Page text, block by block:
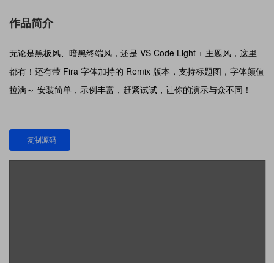
作品简介
无论是黑板风、暗黑终端风，还是 VS Code Light + 主题风，这里
都有！还有带 Fira 字体加持的 Remix 版本，支持标题图，字体颜值
拉满～ 安装简单，示例丰富，赶紧试试，让你的演示与众不同！
复制源码